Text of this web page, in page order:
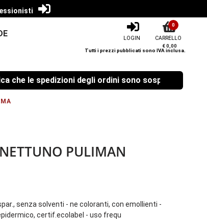
Tutti i prezzi pubblicati sono IVA inclusa.
LOGIN CARRELLO
0
€ 0,00
le spedizioni degli ordini sono sospese dal 08/08/
PULIMAN
senza solventi - ne coloranti, con emollienti -
certif.ecolabel - uso frequ